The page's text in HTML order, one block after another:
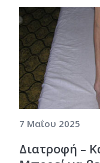
7 Μαΐου 2025
Διατροφή –